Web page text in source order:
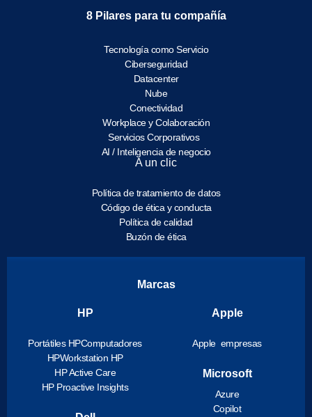
8 Pilares para tu compañía
Tecnología como Servicio
Ciberseguridad
Datacenter
Nube
Conectividad
Workplace y Colaboración
Servicios Corporativos
AI / Inteligencia de negocio
A un clic
Política de tratamiento de datos
Código de ética y conducta
Política de calidad
Buzón de ética
Marcas
HP
Portátiles HPComputadores
HPWorkstation HP
HP Active Care
HP Proactive Insights
Apple
Apple empresas
Microsoft
Azure
Copilot